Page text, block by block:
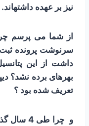
نیز بر عهده داشته­اند.
از شما می پرسم
سرنوشت پرونده
داشت از این
بهره­ای برده نشد؟
تعریف شده بود ؟
و چرا طی